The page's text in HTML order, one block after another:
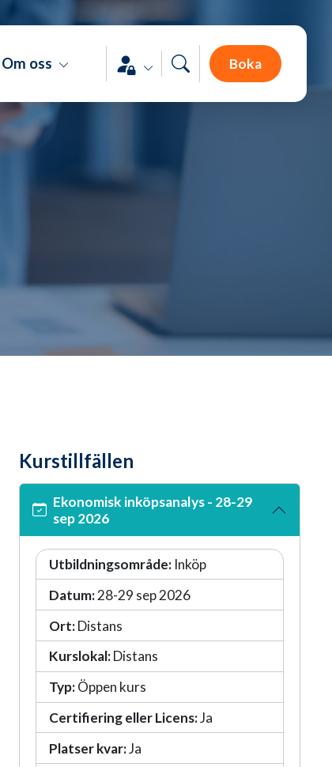
Om oss Boka
Kurstillfällen
Ekonomisk inköpsanalys - 28-29
sep 2026
Utbildningsområde: Inköp
Datum:28-29 sep 2026
Ort:Distans
Kurslokal:Distans
Typ:Öppen kurs
Certifiering eller Licens:Ja
Platser kvar:Ja